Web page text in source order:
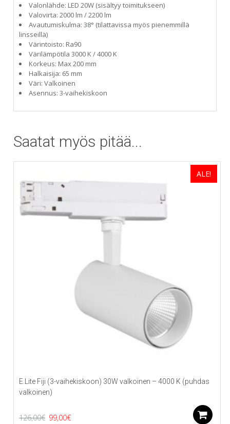
Valonlähde: LED 20W (sisältyy toimitukseen)
Valovirta: 2000 lm / 2200 lm
Avautumiskulma: 38° (tilattavissa myös pienemmillä
linsseillä)
Värintoisto: Ra90
Värilämpötila 3000 K / 4000 K
Korkeus: Max 200 mm
Halkaisija: 65 mm
Väri: Valkoinen
Asennus: 3-vaihekiskoon
Saatat myös pitää...
ALE!
E.Lite Fiji (3-vaihekiskoon) 30W valkoinen – 4000 K (puhdas
valkoinen)
126,00€ Alkuperäinen
99,00€